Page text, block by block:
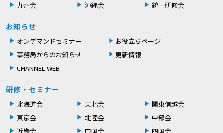
九州会
沖縄会 統一研修会
お知らせ
オンデマンドセミナー
お役立ちページ
事務局からのお知らせ
更新情報
CHANNEL WEB
研修・セミナー
北海道会 東北会
関東信越会
東京会
北陸会
中部会
近畿会
中国会
四国会